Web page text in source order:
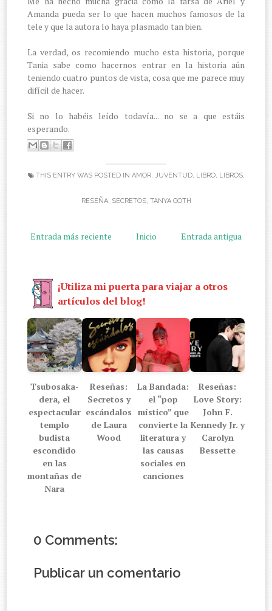
Amanda pueda ser lo que hacen muchos famosos de la
tele y que la autora lo haya plasmado tan bien.
La verdad, os recomiendo mucho esta historia, porque
Tania sabe como hacernos entrar en la historia aún
teniendo cuatro puntos de vista, cosa que me parece muy
difícil de hacer.
Si no lo habéis leído todavía... no se a que estáis
esperando.
THIS ENTRY WAS POSTED IN AMOR, JUVENTUD, LIBRO, LIBROS,
RESEÑA, SECRETOS, TANYA GOTH
Entrada más reciente Entrada antigua
Inicio
¡Utiliza mi puerta para viajar a otros
artículos del blog!
Tsubosaka-
dera, el
espectacular
templo
budista
escondido
en las
montañas de
Nara
Reseñas:
Secretos y
escándalos
de Laura
Wood
La Bandada:
el “pop
místico” que
convierte la
literatura y
las causas
sociales en
canciones
Reseñas:
Love Story:
John F.
Kennedy Jr. y
Carolyn
Bessette
0 Comments:
Publicar un comentario